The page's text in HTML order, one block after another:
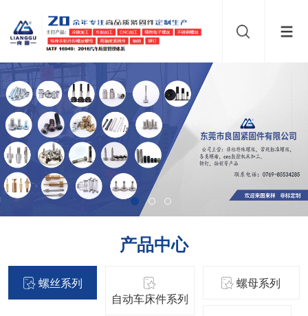
产品中心
螺丝系列
自动车床件系列
螺母系列